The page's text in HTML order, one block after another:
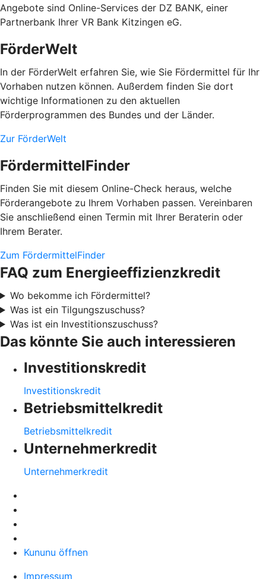
Angebote sind Online-Services der DZ BANK, einer
Partnerbank Ihrer VR Bank Kitzingen eG.
FörderWelt
In der FörderWelt erfahren Sie, wie Sie Fördermittel für Ihr
Vorhaben nutzen können. Außerdem finden Sie dort
wichtige Informationen zu den aktuellen
Förderprogrammen des Bundes und der Länder.
Zur FörderWelt
FördermittelFinder
Finden Sie mit diesem Online-Check heraus, welche
Förderangebote zu Ihrem Vorhaben passen. Vereinbaren
Sie anschließend einen Termin mit Ihrer Beraterin oder
Ihrem Berater.
Zum FördermittelFinder
FAQ zum Energieeffizienzkredit
Wo bekomme ich Fördermittel?
Was ist ein Tilgungszuschuss?
Was ist ein Investitionszuschuss?
Das könnte Sie auch interessieren
Investitionskredit
Investitionskredit
Betriebsmittelkredit
Betriebsmittelkredit
Unternehmerkredit
Unternehmerkredit
Kununu öffnen
Impressum